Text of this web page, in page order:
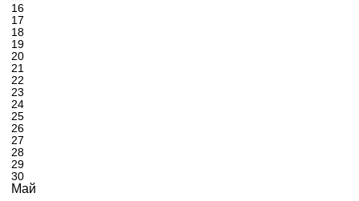
16
17
18
19
20
21
22
23
24
25
26
27
28
29
30
Май